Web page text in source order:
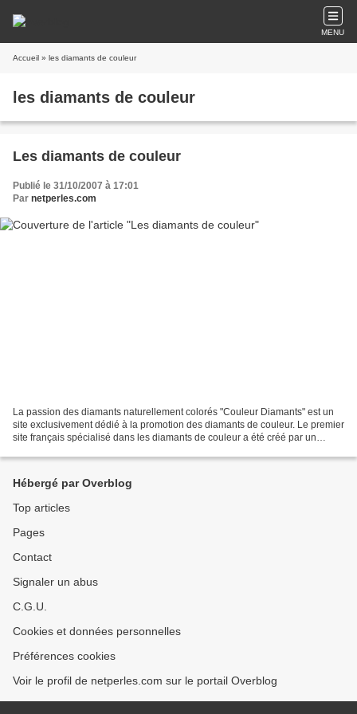
MENU
Accueil » les diamants de couleur
les diamants de couleur
Les diamants de couleur
Publié le 31/10/2007 à 17:01
Par netperles.com
La passion des diamants naturellement colorés "Couleur Diamants" est un
site exclusivement dédié à la promotion des diamants de couleur. Le premier
site français spécialisé dans les diamants de couleur a été créé par un
Hébergé par Overblog
Top articles
Pages
Contact
Signaler un abus
C.G.U.
Cookies et données personnelles
Préférences cookies
Voir le profil de netperles.com sur le portail Overblog